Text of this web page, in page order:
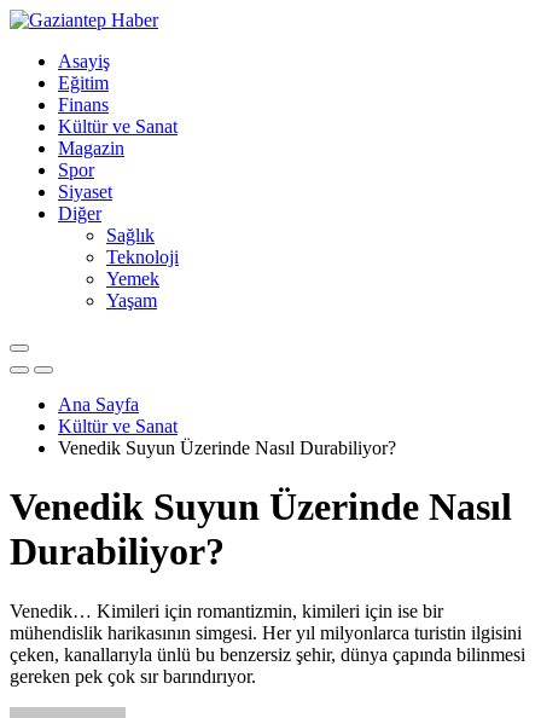
Asayiş
Eğitim
Finans
Kültür ve Sanat
Magazin
Spor
Siyaset
Diğer
Sağlık
Teknoloji
Yemek
Yaşam
Ana Sayfa
Kültür ve Sanat
Venedik Suyun Üzerinde Nasıl Durabiliyor?
Venedik Suyun Üzerinde Nasıl
Durabiliyor?
Venedik… Kimileri için romantizmin, kimileri için ise bir
mühendislik harikasının simgesi. Her yıl milyonlarca turistin ilgisini
çeken, kanallarıyla ünlü bu benzersiz şehir, dünya çapında bilinmesi
gereken pek çok sır barındırıyor.